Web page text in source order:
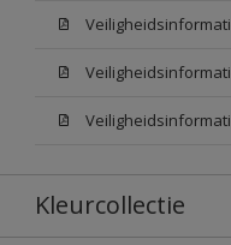
Kleurcollectie